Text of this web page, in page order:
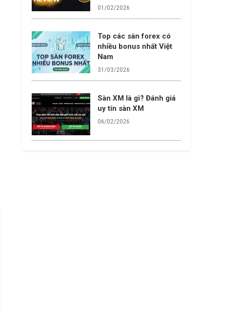
01/02/2026
Top các sàn forex có
nhiều bonus nhất Việt
Nam
31/03/2026
Sàn XM là gì? Đánh giá
uy tín sàn XM
06/02/2026